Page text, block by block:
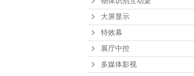
大屏显示
特效幕
展厅中控
多媒体影视